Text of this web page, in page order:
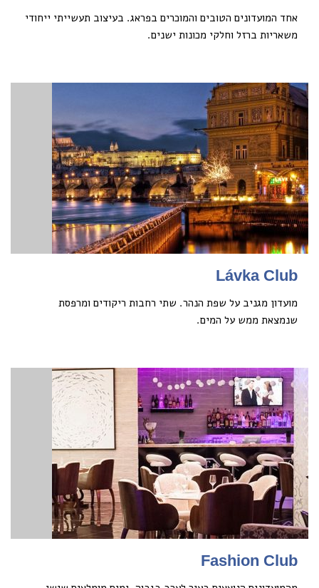
אחד המועדונים הטובים והמוכרים בפראג. בעיצוב תעשייתי ייחודי
משאריות ברזל וחלקי מכונות ישנים.
Lávka Club
מועדון מגניב על שפת הנהר. שתי רחבות ריקודים ומרפסת
שנמצאת ממש על המים.
Fashion Club